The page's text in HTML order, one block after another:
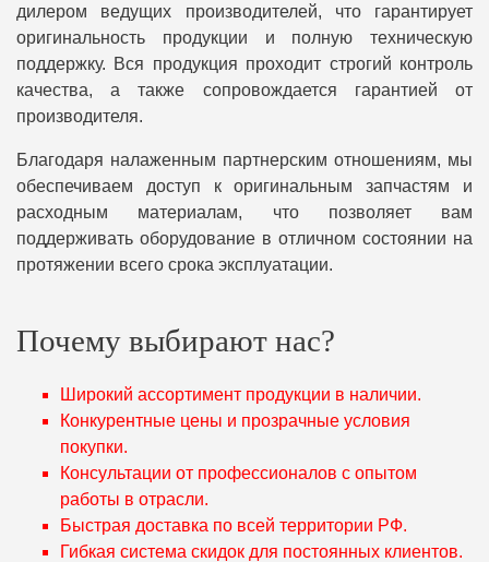
дилером ведущих производителей, что гарантирует
оригинальность продукции и полную техническую
поддержку. Вся продукция проходит строгий контроль
качества, а также сопровождается гарантией от
производителя.
Благодаря налаженным партнерским отношениям, мы
обеспечиваем доступ к оригинальным запчастям и
расходным материалам, что позволяет вам
поддерживать оборудование в отличном состоянии на
протяжении всего срока эксплуатации.
Почему выбирают нас?
Широкий ассортимент продукции в наличии.
Конкурентные цены и прозрачные условия
покупки.
Консультации от профессионалов с опытом
работы в отрасли.
Быстрая доставка по всей территории РФ.
Гибкая система скидок для постоянных клиентов.